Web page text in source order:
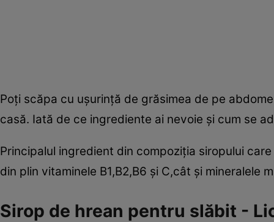
Poţi scăpa cu uşurinţă de grăsimea de pe
casă. Iată de ce ingrediente ai nevoie şi cum se
Principalul ingredient din compoziţia siropului
din plin vitaminele B1,B2,B6 şi C,cât şi mineralele
Sirop de hrean pentru slăbit -